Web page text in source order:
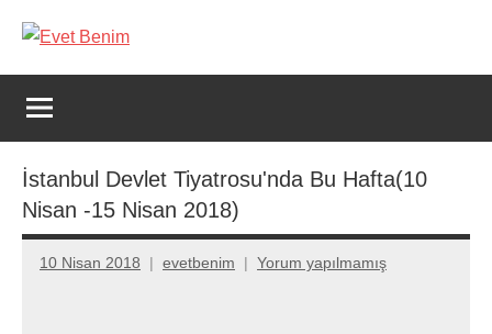
geç
Evet
Benim
İstanbul Devlet Tiyatrosu'nda Bu Hafta(10
Nisan -15 Nisan 2018)
10 Nisan 2018 evetbenim Yorum yapılmamış